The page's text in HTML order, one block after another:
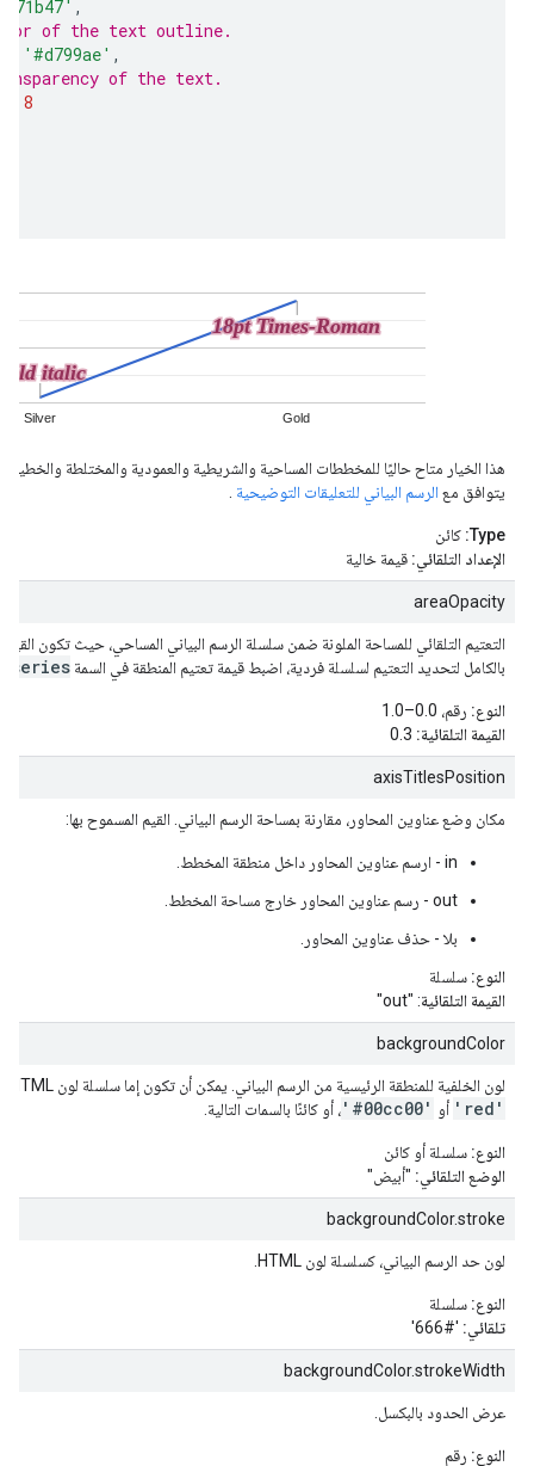
,
of the text outline.
'#d799ae' ,
of the text.
0.8
هذا الخيار متاح حاليًا للمخططات المساحية والشريطية والعمودية والمختلطة والخطية
يتوافق مع الرسم البياني للتعليقات التوضيحية
Type: كائن
الإعداد التلقائي: قيمة خالية
areaOpacity
بالكامل لتحديد التعتيم لسلسلة فردية، اضبط قيمة تعتيم المنطقة في السمة series
النوع: رقم، 0.0–1.0
القيمة التلقائية:
axisTitlesPosition
مكان وضع عناوين المحاور، مقارنة بمساحة الرسم البياني. القيم المسموح بها:
in - ارسم عناوين المحاور داخل منطقة المخطط.
out - رسم عناوين المحاور خارج مساحة المخطط.
بلا - حذف عناوين المحاور.
النوع: سلسلة
القيمة التلقائية: "out"
backgroundColor
لون الخلفية للمنطقة الرئيسية من الرسم البياني. يمكن أن تكون إما سلسلة لون HTML بسيطة، على سبيل المثال:
'red' أو '#00cc00'، أو كائنًا بالسمات التالية.
النوع: سلسلة أو كائن
الوضع التلقائي: "أبيض"
backgroundColor.stroke
لون حد الرسم البياني، كسلسلة لون HTML.
النوع: سلسلة
تلقائي: '#666'
backgroundColor.strokeWidth
عرض الحدود بالبكسل.
النوع: رقم